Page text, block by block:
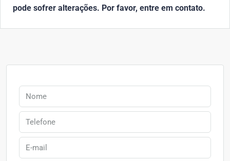
pode sofrer alterações. Por favor, entre em contato.